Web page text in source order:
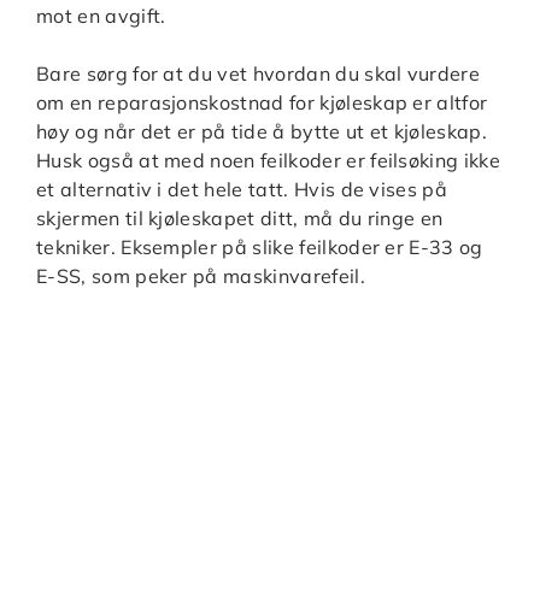
mot en avgift.
Bare sørg for at du vet hvordan du skal vurdere
om en reparasjonskostnad for kjøleskap er altfor
høy og når det er på tide å bytte ut et kjøleskap.
Husk også at med noen feilkoder er feilsøking ikke
et alternativ i det hele tatt. Hvis de vises på
skjermen til kjøleskapet ditt, må du ringe en
tekniker. Eksempler på slike feilkoder er E-33 og
E-SS, som peker på maskinvarefeil.